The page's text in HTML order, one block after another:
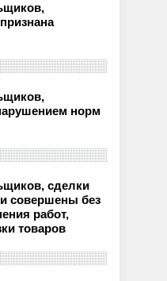
норм
сделки
совершены без
работ,
товаров